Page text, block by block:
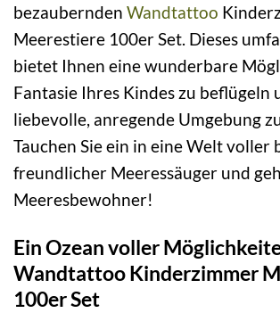
bezaubernden Wandtattoo
Meerestiere 100er Set. Dieses
bietet Ihnen eine wunderbare
Fantasie Ihres Kindes zu beflügeln
liebevolle, anregende Umgebung
Tauchen Sie ein in eine Welt voller
freundlicher Meeressäuger und
Meeresbewohner!
Ein Ozean voller
Wandtattoo Kinderzimmer
100er Set